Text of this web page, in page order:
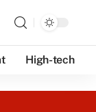
High-tech